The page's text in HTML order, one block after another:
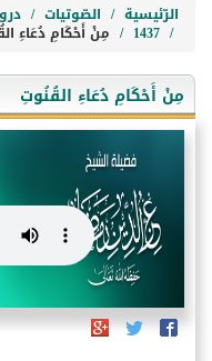
الرّئيسية الصّوتيات
1437 مِنْ أَحْكَامِ دُعَاءِ
مِنْ أَحْكَامِ دُعَاءِ القُنُوتِ